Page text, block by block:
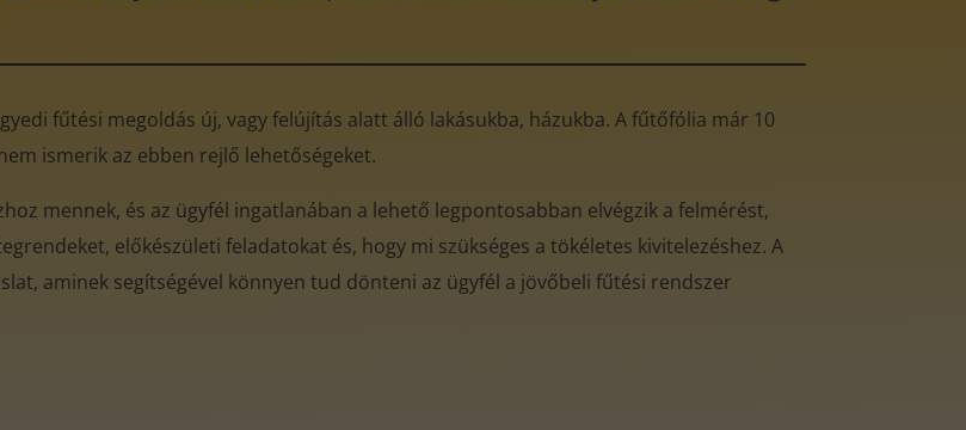
fűtési megoldás új, vagy felújítás alatt álló lakásukba, házukba. A fűtőfólia már 10
ismerik az ebben rejlő lehetőségeket.
mennek, és az ügyfél ingatlanában a lehető legpontosabban elvégzik a felmérést,
előkészületi feladatokat és, hogy mi szükséges a tökéletes kivitelezéshez. A
aminek segítségével könnyen tud dönteni az ügyfél a jövőbeli fűtési rendszer